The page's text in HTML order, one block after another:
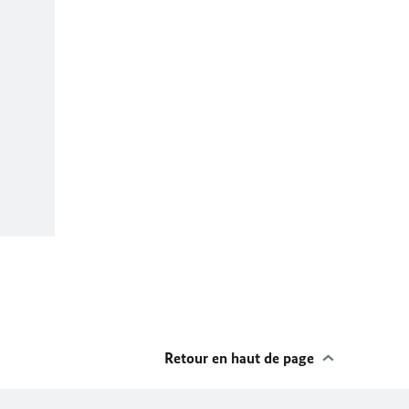
Retour en haut de page